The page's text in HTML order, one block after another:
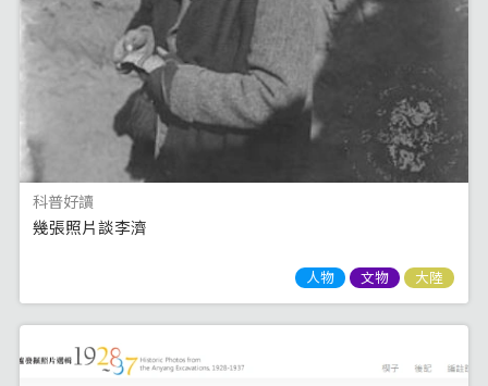
科普好讀
幾張照片談李濟
人物 文物 大陸